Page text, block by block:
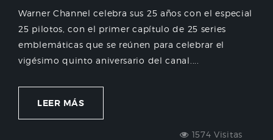
Warner Channel celebra sus 25 años con el especial
25 pilotos, con el primer capítulo de 25 series
emblemáticas que se reúnen para celebrar el
vigésimo quinto aniversario del canal....
LEER MÁS
1574 Visitas